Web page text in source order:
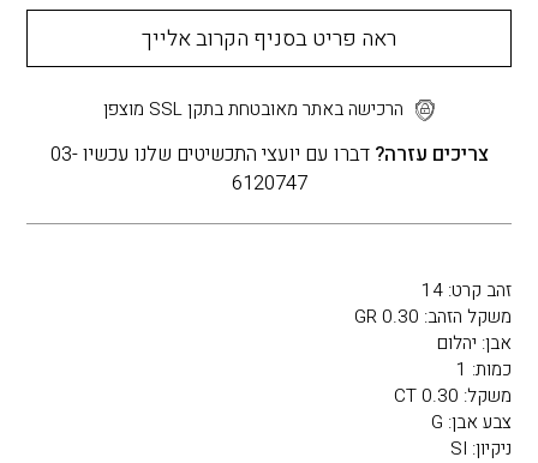
ראה פריט בסניף הקרוב אלייך
הרכישה באתר מאובטחת בתקן SSL מוצפן
צריכים עזרה?
דברו עם יועצי התכשיטים שלנו עכשיו 03-
6120747
זהב קרט: 14
משקל הזהב: 0.30 GR
אבן: יהלום
כמות: 1
משקל: 0.30 CT
צבע אבן: G
ניקיון: SI